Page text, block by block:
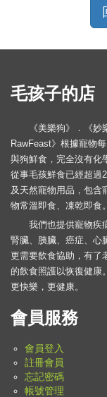
毛孩子的店
《美樂狗》．《
RawFeast》根據寵物
與狗鮮食，完全沒有化
從事毛孩鮮食已經超過
及天然寵物用品，包含
物常溫即食、凍乾即食。
我們也提供寵物疾
腎臟、胰臟、癌症、心
更需要飲食協助，有了
的飲食照護以恢復健康
更快樂，更健康。
會員服務
會員登入
註冊會員
忘記密碼
帳號管理